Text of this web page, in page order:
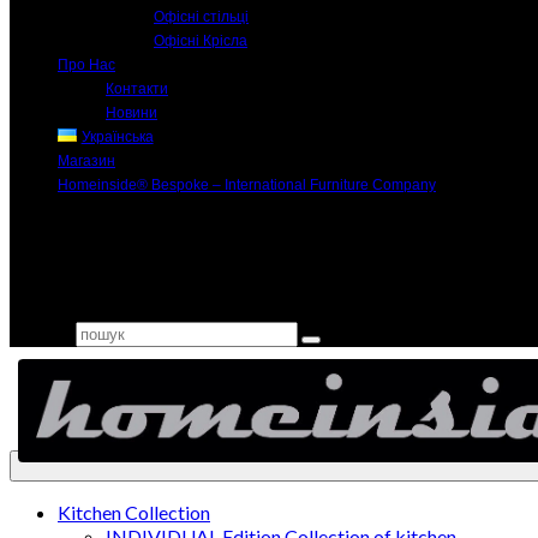
Офісні стільці
Офісні Крісла
Про Нас
Контакти
Новини
Українська
Магазин
Homeinside® Bespoke – International Furniture Company
Kitchen Collection